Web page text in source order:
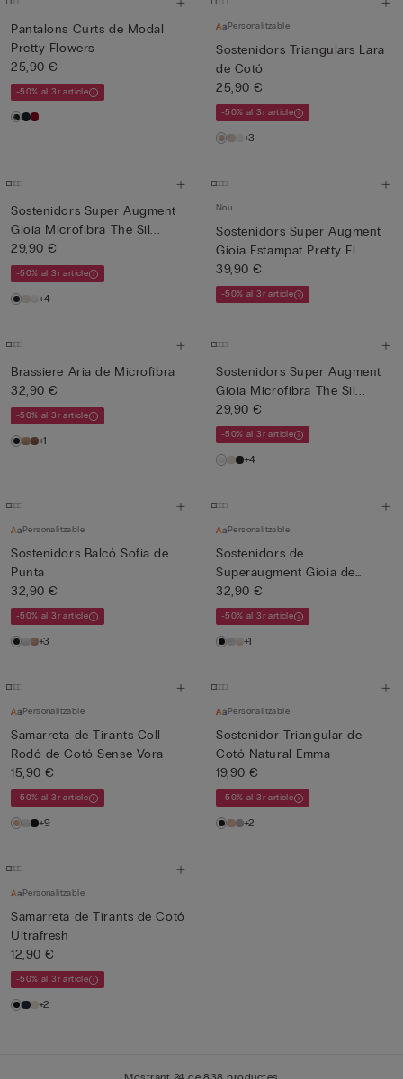
Pantalons Curts de Modal
Pretty Flowers
25,90 €
-50% al 3r article
Personalitzable
Sostenidors Triangulars Lara
de Cotó
25,90 €
-50% al 3r article
+3
Sostenidors Super Augment
Gioia Microfibra The Sil...
29,90 €
-50% al 3r article
+4
Nou
Sostenidors Super Augment
Gioia Estampat Pretty Fl...
39,90 €
-50% al 3r article
Brassiere Aria de Microfibra
32,90 €
-50% al 3r article
+1
Sostenidors Super Augment
Gioia Microfibra The Sil...
29,90 €
-50% al 3r article
+4
Personalitzable
Sostenidors Balcó Sofia de
Punta
32,90 €
-50% al 3r article
+3
Personalitzable
Sostenidors de
Superaugment Gioia de
Punta
32,90 €
-50% al 3r article
+1
Personalitzable
Samarreta de Tirants Coll
Rodó de Cotó Sense Vora
15,90 €
-50% al 3r article
+9
Personalitzable
Sostenidor Triangular de
Cotó Natural Emma
19,90 €
-50% al 3r article
+2
Personalitzable
Samarreta de Tirants de Cotó
Ultrafresh
12,90 €
-50% al 3r article
+2